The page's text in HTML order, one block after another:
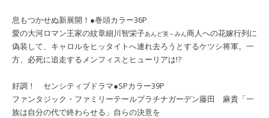
息もつかせぬ新展開！●巻頭カラー36P
愛の大河ロマン王家の紋章細川智栄子あんど芙～みん 商人への花嫁行列に
偽装して、キャロルをヒッタイトへ連れ去ろうとするケツシ将軍。一
方、必死に追走するメンフィスとヒューリアは!?
好調！ センシティブドラマ●SPカラー39P
ファンタジック・ファミリーテールプラチナガーデン藤田 麻貴 「一
族は自分の代で終わらせる」自らの決意を